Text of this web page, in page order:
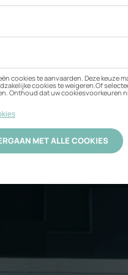
7
uw elektrische